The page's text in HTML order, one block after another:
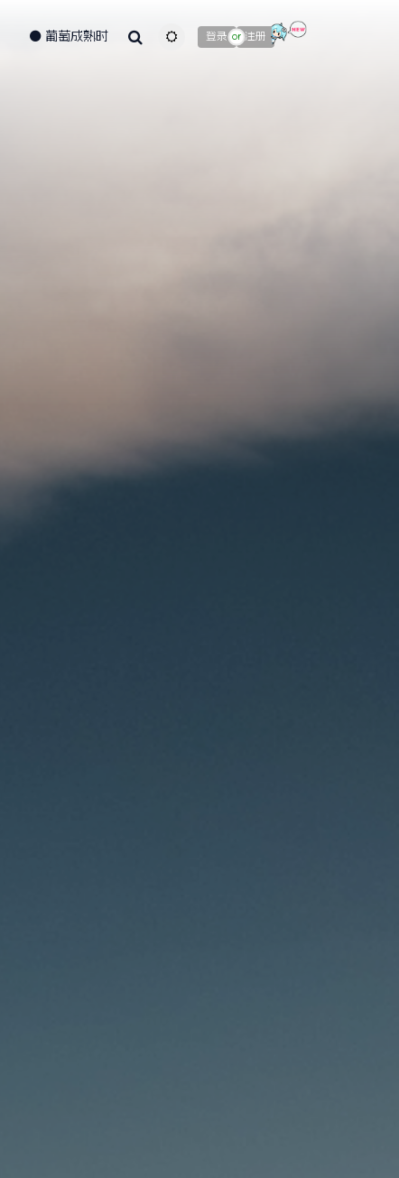
葡萄成熟时 主题颜色切换
登录 or 注册